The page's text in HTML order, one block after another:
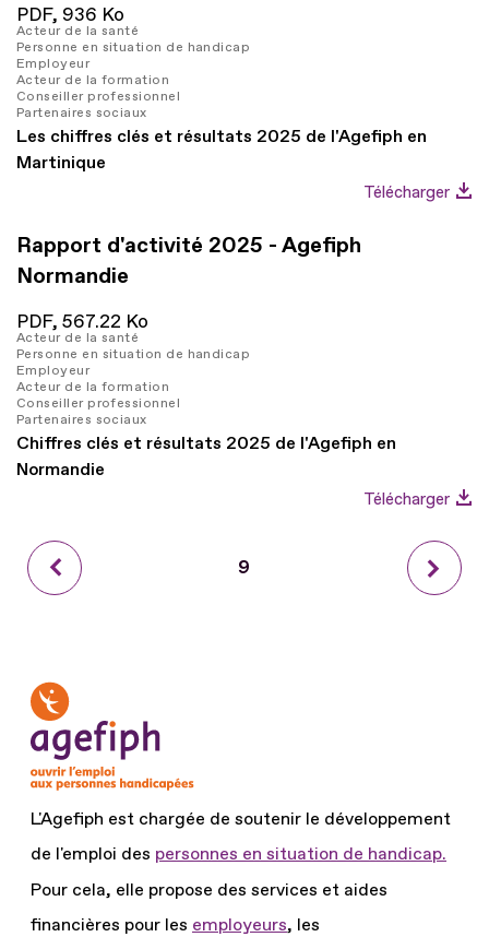
PDF, 936 Ko
Acteur de la santé
Personne en situation de handicap
Employeur
Acteur de la formation
Conseiller professionnel
Partenaires sociaux
Les chiffres clés et résultats 2025 de l'Agefiph en
Martinique
Télécharger
Rapport d'activité 2025 - Agefiph
Normandie
PDF, 567.22 Ko
Acteur de la santé
Personne en situation de handicap
Employeur
Acteur de la formation
Conseiller professionnel
Partenaires sociaux
Chiffres clés et résultats 2025 de l'Agefiph en
Normandie
Télécharger
Précédent Page
9
L'Agefiph est chargée de soutenir le développement
de l'emploi des personnes en situation de handicap.
Pour cela, elle propose des services et aides
financières pour les employeurs, les